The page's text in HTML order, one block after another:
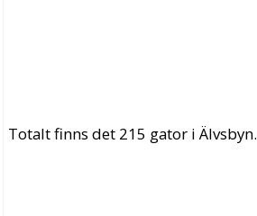
Totalt finns det 215 gator i Älvsbyn.